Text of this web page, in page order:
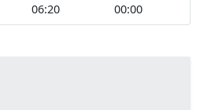
06:20 00:00